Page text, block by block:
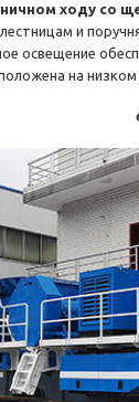
ходу со
и
освещение
на